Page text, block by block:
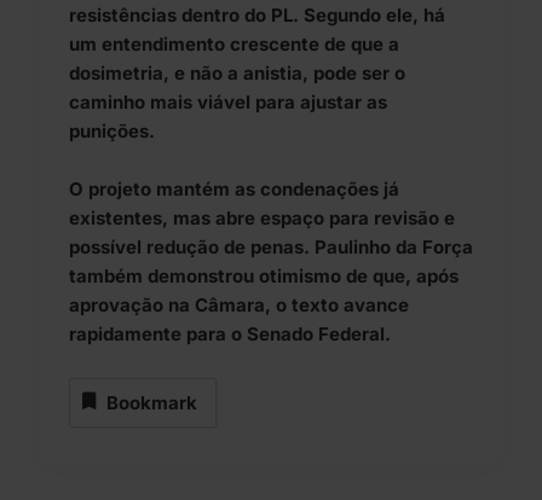
resistências dentro do PL. Segundo ele, há
um entendimento crescente de que a
dosimetria, e não a anistia, pode ser o
caminho mais viável para ajustar as
punições.
O projeto mantém as condenações já
existentes, mas abre espaço para revisão e
possível redução de penas. Paulinho da Força
também demonstrou otimismo de que, após
aprovação na Câmara, o texto avance
rapidamente para o Senado Federal.
Bookmark